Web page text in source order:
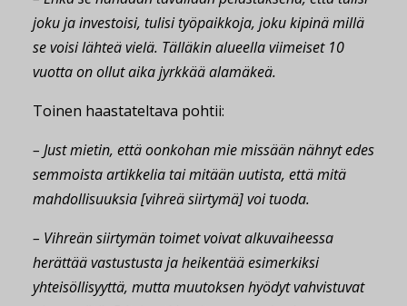
joku ja investoisi, tulisi työpaikkoja, joku kipinä millä
se voisi lähteä vielä. Tälläkin alueella viimeiset 10
vuotta on ollut aika jyrkkää alamäkeä.
Toinen haastateltava pohtii:
– Just mietin, että oonkohan mie missään nähnyt edes
semmoista artikkelia tai mitään uutista, että mitä
mahdollisuuksia [vihreä siirtymä] voi tuoda.
– Vihreän siirtymän toimet voivat alkuvaiheessa
herättää vastustusta ja heikentää esimerkiksi
yhteisöllisyyttä, mutta muutoksen hyödyt vahvistuvat